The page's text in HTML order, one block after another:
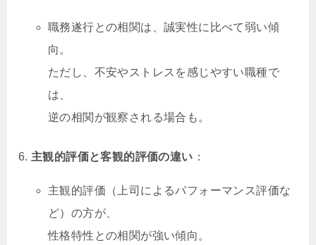
職務遂行との相関は、誠実性に比べて弱い傾
向。
ただし、不安やストレスを感じやすい職種で
は、
逆の相関が観察される場合も。
主観的評価と客観的評価の違い ：
主観的評価（上司によるパフォーマンス評価な
ど）の方が、
性格特性との相関が強い傾向。